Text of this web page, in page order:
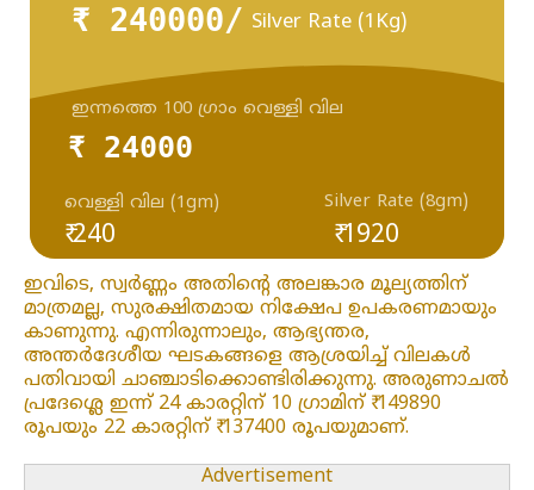
₹ 240000/ Silver Rate (1Kg)
₹ 24000
₹ 240
വെള്ളി വില (1gm) Silver Rate (8gm)
ഇന്നത്തെ 100 ഗ്രാം വെള്ളി വില
₹ 1920
ഇവിടെ, സ്വർണ്ണം അതിന്റെ അലങ്കാര മൂല്യത്തിന്
മാത്രമല്ല, സുരക്ഷിതമായ നിക്ഷേപ ഉപകരണമായും
കാണുന്നു. എന്നിരുന്നാലും, ആഭ്യന്തര,
അന്തർദേശീയ ഘടകങ്ങളെ ആശ്രയിച്ച് വിലകൾ
പതിവായി ചാഞ്ചാടിക്കൊണ്ടിരിക്കുന്നു. അരുണാചൽ
പ്രദേശ്ലെ ഇന്ന് 24 കാരറ്റിന് 10 ഗ്രാമിന് ₹ 149890
രൂപയും 22 കാരറ്റിന് ₹ 137400 രൂപയുമാണ്.
Advertisement